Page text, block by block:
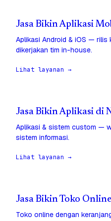
Jasa Bikin Aplikasi
Aplikasi Android & iOS — rilis
dikerjakan tim in-house.
Lihat layanan →
Jasa Bikin Aplikasi di
Aplikasi & sistem custom —
sistem informasi.
Lihat layanan →
Jasa Bikin Toko
Toko online dengan